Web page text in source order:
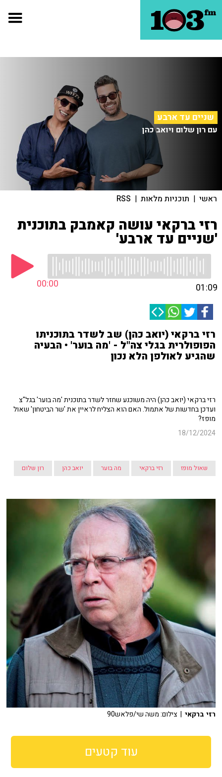
שניים עד ארבע
עם רון שלום ויואב כהן
ראשי | תוכניות מלאות |
RSS
רזי ברקאי עושה קאמבק בתוכנית
'שניים עד ארבע'
00:00 01:09
רזי ברקאי (יואב כהן) שב לשדר בתוכניתו
הפופולרית בגלי צה"ל - 'מה בוער' • הבעיה
שהגיע לאולפן הלא נכון
רזי ברקאי (יואב כהן) היה משוכנע שחזר לשדר בתוכנית 'מה בוער' בגל"צ
ועדכן בחדשות של אתמול. האם הוא הצליח לראיין את 'שר הביטחון' שאול
מופז?
18/12/2024
שאול מופז רזי ברקאי מה בוער יואב כהן רון שלום
רזי ברקאי | צילום: משה שי/פלאש90
עוד קטעים